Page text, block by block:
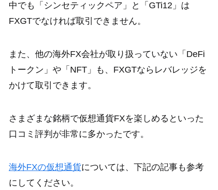
中でも「シンセティックペア」と「GTi12」は
FXGTでなければ取引できません。
また、他の海外FX会社が取り扱っていない「DeFi
トークン」や「NFT」も、FXGTならレバレッジを
かけて取引できます。
さまざまな銘柄で仮想通貨FXを楽しめるといった
口コミ評判が非常に多かったです。
海外FXの仮想通貨については、下記の記事も参考
にしてください。